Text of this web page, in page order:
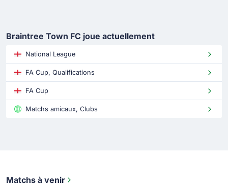
Braintree Town FC joue actuellement
National League
FA Cup, Qualifications
FA Cup
Matchs amicaux, Clubs
Matchs à venir